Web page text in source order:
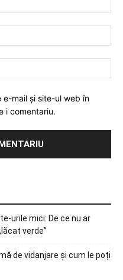
e-mail și site-ul web în
i comentariu.
urile mici: De ce nu ar
verde”
de vidanjare și cum le poți